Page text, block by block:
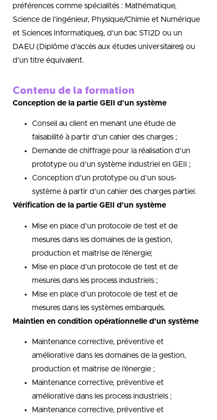
préférences comme spécialités : Mathématique,
Science de l’ingénieur, Physique/Chimie et Numérique
et Sciences Informatiques), d’un bac STI2D ou un
DAEU (Diplôme d’accès aux études universitaires) ou
d’un titre équivalent.
Contenu de la formation
Conception de la partie GEII d’un système
Conseil au client en menant une étude de
faisabilité à partir d’un cahier des charges ;
Demande de chiffrage pour la réalisation d’un
prototype ou d’un système industriel en GEII ;
Conception d’un prototype ou d’un sous-
système à partir d’un cahier des charges partiel.
Vérification de la partie GEII d’un système
Mise en place d’un protocole de test et de
mesures dans les domaines de la gestion,
production et maitrise de l’énergie;
Mise en place d’un protocole de test et de
mesures dans les process industriels ;
Mise en place d’un protocole de test et de
mesures dans les systèmes embarqués.
Maintien en condition opérationnelle d’un système
Maintenance corrective, préventive et
améliorative dans les domaines de la gestion,
production et maitrise de l’énergie ;
Maintenance corrective, préventive et
améliorative dans les process industriels ;
Maintenance corrective, préventive et